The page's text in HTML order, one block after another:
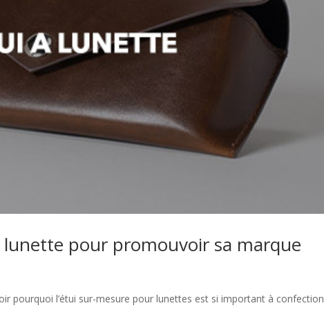
lunette pour promouvoir sa marque
pourquoi l’étui sur-mesure pour lunettes est si important à